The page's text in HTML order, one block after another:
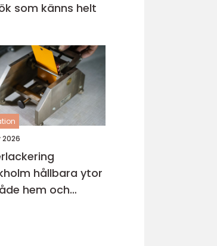
som känns helt
2026
ytor
hem och